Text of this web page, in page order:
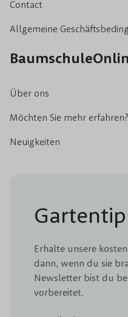
Contact
Allgemeine
Über ons
Möchten Sie mehr erfahren?
Neuigkeiten
Erhalte unsere
dann, wenn du sie
Newsletter bist du
vorbereitet.